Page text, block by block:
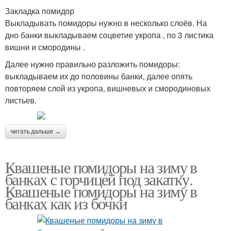
Закладка помидор
Выкладывать помидоры нужно в несколько слоёв. На
дно банки выкладываем соцветие укропа , по 3 листика
вишни и смородины .
Далее нужно правильно разложить помидоры:
выкладываем их до половины банки, далее опять
повторяем слой из укропа, вишневых и смородиновых
листьев.
читать дальше →
Квашеные помидоры на зиму в
банках с горчицей под закатку.
Квашеные помидоры на зиму в
банках как из бочки